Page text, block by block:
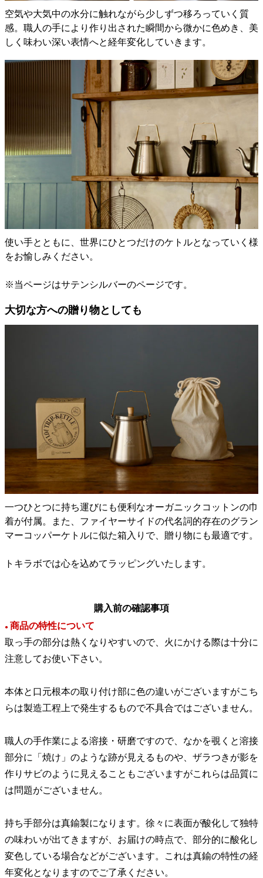
空気や大気中の水分に触れながら少しずつ移ろっていく質
感。職人の手により作り出された瞬間から微かに色めき、美
しく味わい深い表情へと経年変化していきます。
使い手とともに、世界にひとつだけのケトルとなっていく様
をお愉しみください。
※当ページはサテンシルバーのページです。
大切な方への贈り物としても
一つひとつに持ち運びにも便利なオーガニックコットンの巾
着が付属。また、ファイヤーサイドの代名詞的存在のグラン
マーコッパーケトルに似た箱入りで、贈り物にも最適です。
トキラボでは心を込めてラッピングいたします。
購入前の確認事項
● 商品の特性について
取っ手の部分は熱くなりやすいので、火にかける際は十分に
注意してお使い下さい。
本体と口元根本の取り付け部に色の違いがございますがこち
らは製造工程上で発生するもので不具合ではございません。
職人の手作業による溶接・研磨ですので、なかを覗くと溶接
部分に「焼け」のような跡が見えるものや、ザラつきが影を
作りサビのように見えることもございますがこれらは品質に
は問題がございません。
持ち手部分は真鍮製になります。徐々に表面が酸化して独特
の味わいが出てきますが、お届けの時点で、部分的に酸化し
変色している場合などがございます。これは真鍮の特性の経
年変化となりますのでご了承ください。